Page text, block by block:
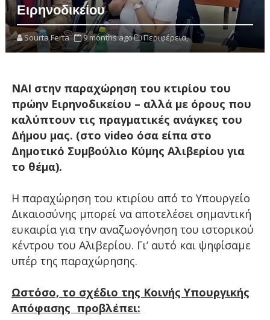
Ειρηνοδικείου
Sourta Ferta 9 months ago Περιφέρεια,
ΝΑΙ στην παραχώρηση του κτιρίου του
πρώην Ειρηνοδικείου – αλλά με όρους που
καλύπτουν τις πραγματικές ανάγκες του
Δήμου μας. (στο video όσα είπα στο
Δημοτικό Συμβούλιο Κύμης Αλιβερίου για
το θέμα).
Η παραχώρηση του κτιρίου από το Υπουργείο
Δικαιοσύνης μπορεί να αποτελέσει σημαντική
ευκαιρία για την αναζωογόνηση του ιστορικού
κέντρου του Αλιβερίου. Γι’ αυτό και ψηφίσαμε
υπέρ της παραχώρησης.
Ωστόσο, το σχέδιο της Κοινής Υπουργικής
Απόφασης προβλέπει: